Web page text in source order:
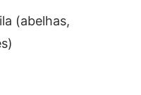
(abelhas,